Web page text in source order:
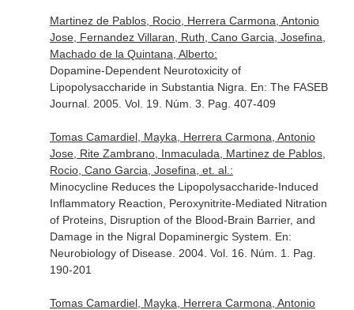
Martinez de Pablos, Rocio, Herrera Carmona, Antonio
Jose, Fernandez Villaran, Ruth, Cano Garcia, Josefina,
Machado de la Quintana, Alberto:
Dopamine-Dependent Neurotoxicity of
Lipopolysaccharide in Substantia Nigra. En: The FASEB
Journal. 2005. Vol. 19. Núm. 3. Pag. 407-409
Tomas Camardiel, Mayka, Herrera Carmona, Antonio
Jose, Rite Zambrano, Inmaculada, Martinez de Pablos,
Rocio, Cano Garcia, Josefina, et. al.:
Minocycline Reduces the Lipopolysaccharide-Induced
Inflammatory Reaction, Peroxynitrite-Mediated Nitration
of Proteins, Disruption of the Blood-Brain Barrier, and
Damage in the Nigral Dopaminergic System. En:
Neurobiology of Disease. 2004. Vol. 16. Núm. 1. Pag.
190-201
Tomas Camardiel, Mayka, Herrera Carmona, Antonio